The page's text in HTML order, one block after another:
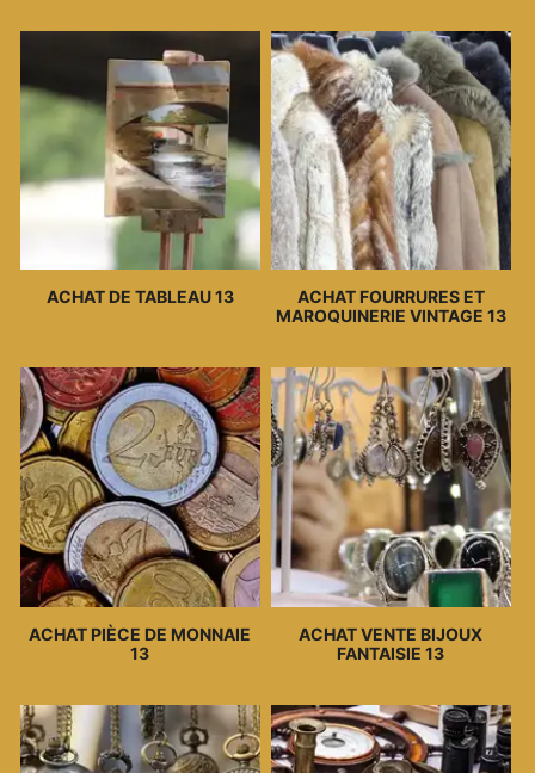
ACHAT DE TABLEAU 13
ACHAT FOURRURES ET
MAROQUINERIE VINTAGE 13
ACHAT PIÈCE DE MONNAIE
13
ACHAT VENTE BIJOUX
FANTAISIE 13